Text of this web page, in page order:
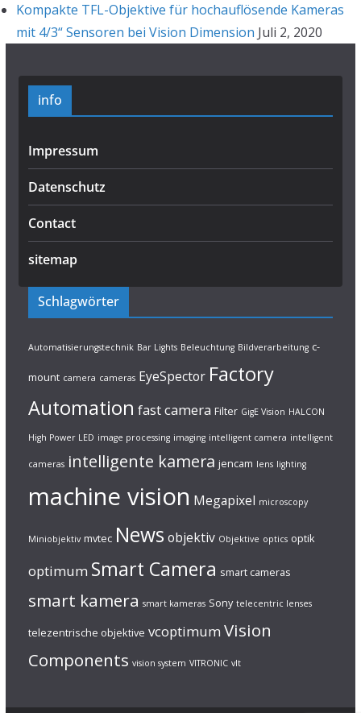
Kompakte TFL-Objektive für hochauflösende Kameras
mit 4/3“ Sensoren bei Vision Dimension Juli 2, 2020
info
Impressum
Datenschutz
Contact
sitemap
Schlagwörter
Automatisierungstechnik Bar Lights Beleuchtung Bildverarbeitung c-
mount camera cameras EyeSpector Factory
Automation fast camera Filter GigE Vision HALCON
High Power LED image processing imaging intelligent camera intelligent
cameras intelligente kamera jencam lens lighting
machine vision Megapixel microscopy
Miniobjektiv mvtec News objektiv Objektive optics optik
optimum Smart Camera smart cameras
smart kamera smart kameras Sony telecentric lenses
telezentrische objektive vcoptimum Vision
Components vision system VITRONIC vlt